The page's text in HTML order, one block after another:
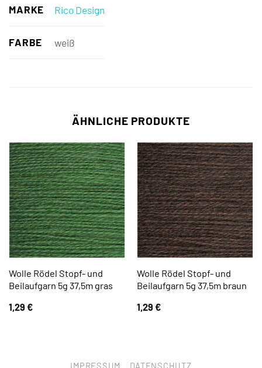
MARKE Rico Design
FARBE weiß
ÄHNLICHE PRODUKTE
Wolle Rödel Stopf- und
Beilaufgarn 5g 37,5m gras
1,29 €
Wolle Rödel Stopf- und
Beilaufgarn 5g 37,5m braun
1,29 €
IMPRESSUM DATENSCHUTZ